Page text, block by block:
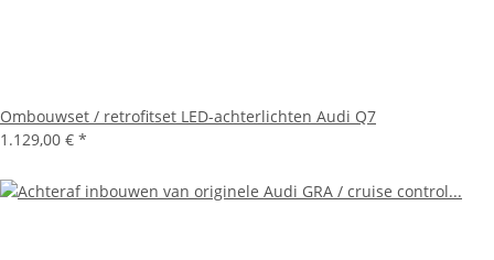
Ombouwset / retrofitset LED-achterlichten Audi Q7
1.129,00 € *